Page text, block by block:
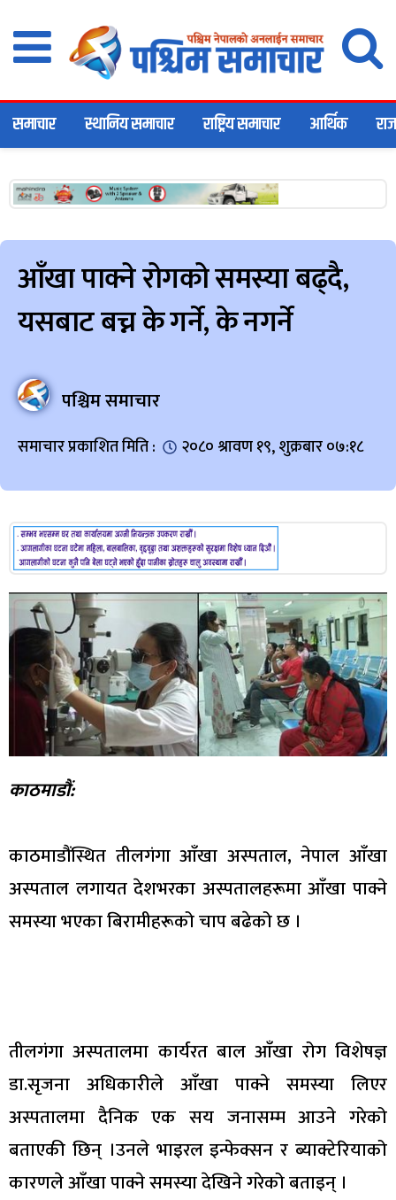
समाचार स्थानिय समाचार राष्ट्रिय समाचार आर्थिक
आँखा पाक्ने रोगको समस्या बढ्दै,
यसबाट बच्न के गर्ने, के नगर्ने
पश्चिम समाचार
समाचार प्रकाशित मिति : २०८० श्रावण १९, शुक्रबार ०७:१८
काठमाडौं:
काठमाडौंस्थित तीलगंगा आँखा अस्पताल, नेपाल आँखा
अस्पताल लगायत देशभरका अस्पतालहरूमा आँखा पाक्ने
समस्या भएका बिरामीहरूको चाप बढेको छ ।
तीलगंगा अस्पतालमा कार्यरत बाल आँखा रोग विशेषज्ञ
डा.सृजना अधिकारीले आँखा पाक्ने समस्या लिएर
अस्पतालमा दैनिक एक सय जनासम्म आउने गरेको
बताएकी छिन् ।उनले भाइरल इन्फेक्सन र ब्याक्टेरियाको
कारणले आँखा पाक्ने समस्या देखिने गरेको बताइन् ।